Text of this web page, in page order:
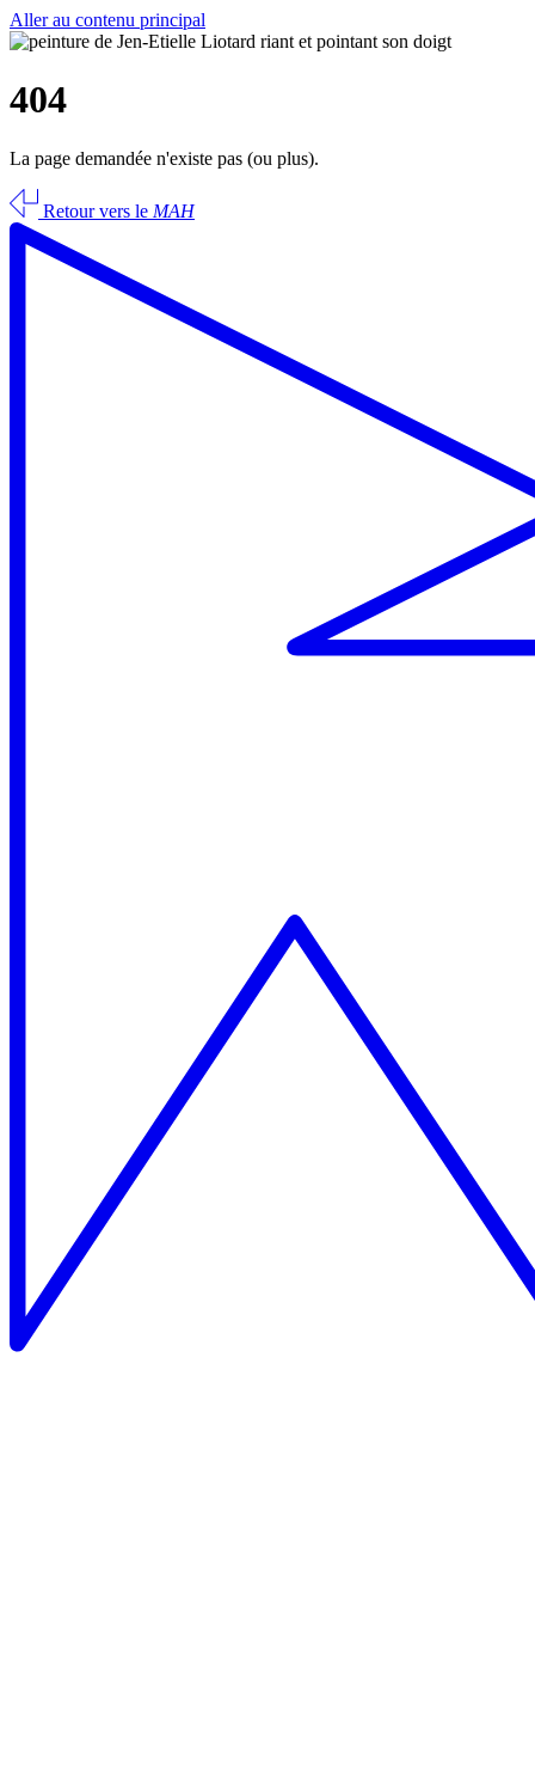
Aller au contenu principal
404
La page demandée n'existe pas (ou plus).
Retour vers le MAH